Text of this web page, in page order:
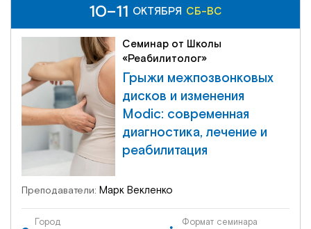
Семинар от Школы
«Реабилитолог»
Грыжи межпозвонковых
дисков и изменения
Modic: современная
диагностика, лечение и
реабилитация
Преподаватели: Марк Векленко
Город Формат семинара
10–11 ОКТЯБРЯ СБ-ВС